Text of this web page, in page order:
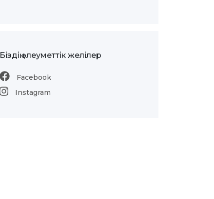
Біздің әлеуметтік желілер
Facebook
Instagram